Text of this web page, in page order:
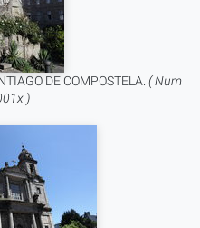
DE COMPOSTELA. ( Num
)